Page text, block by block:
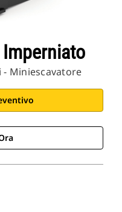
- Miniescavatore